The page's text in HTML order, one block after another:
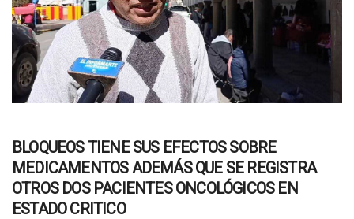
BLOQUEOS TIENE SUS EFECTOS SOBRE
MEDICAMENTOS ADEMÁS QUE SE REGISTRA
OTROS DOS PACIENTES ONCOLÓGICOS EN
ESTADO CRITICO